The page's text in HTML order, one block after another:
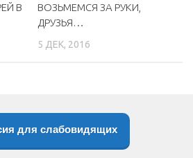
В
ВОЗЬМЕМСЯ ЗА РУКИ,
ДРУЗЬЯ…
5 ДЕК, 2016
для слабовидящих